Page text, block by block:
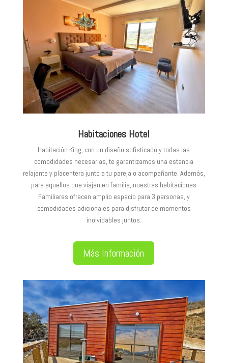
Habitaciones Hotel
Habitación King, con un diseño sofisticado y todas las
comodidades necesarias, te garantizamos una estancia
relajante y placentera junto a tu pareja o acompañante. Además,
para aquellos que viajan en familia, nuestras habitaciones
Familiares ofrecen amplio espacio para 3 personas, y
comodidades adicionales para disfrutar de momentos
inolvidables juntos.
Más Información